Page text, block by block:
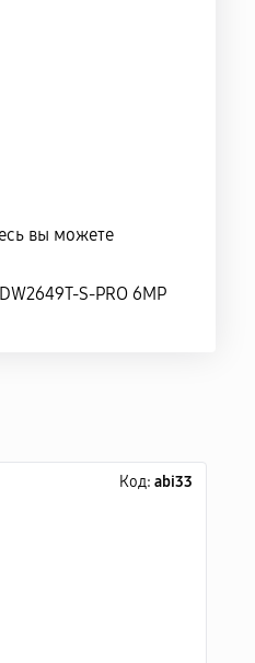
вы можете
S-PRO 6MP
Код: abi33